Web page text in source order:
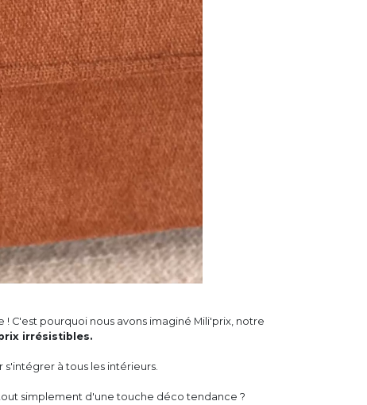
C'est pourquoi nous avons imaginé Mili'prix, notre
irrésistibles.
s'intégrer à tous les intérieurs.
simplement d'une touche déco tendance ?